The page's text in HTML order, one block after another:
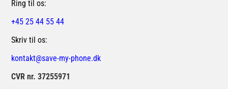
Ring til os:
+45 25 44 55 44
Skriv til os:
kontakt@save-my-phone.dk
CVR nr. 37255971